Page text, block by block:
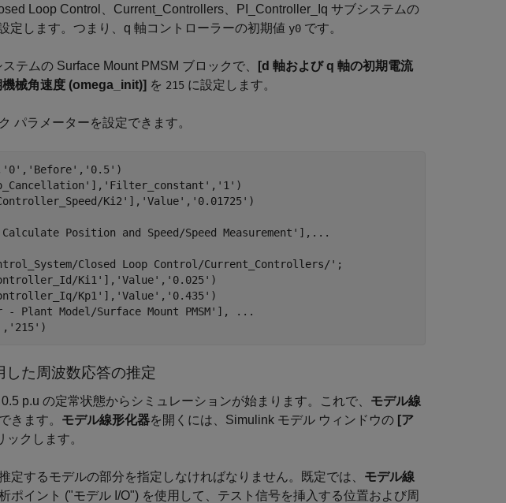
Loop Control、Current_Controllers、PI_Controller_Iq サブシステムの
定します。つまり、q 軸コントローラーの初期値 y0 です。
テムの Surface Mount PMSM ブロックで、
[d 軸および q 軸の初期電流
機械角速度 (omega_init)] を 215 に設定します。
パラメーターを設定できます。
'0' , 'Before' , '0.5' )
], 'Filter_constant' , '1' )
Ki2' ], 'Value' , '0.01725' )
Position and Speed/Speed Measurement' ], ...
Closed Loop Control/Current_Controllers/' ;
Ki1' ], 'Value' , '0.025' )
Kp1' ], 'Value' , '0.435' )
Plant Model/Surface Mount PMSM' ],
...
, '215'
た周波数応答の推定
p.u の定常状態からシミュレーションが始まります。これで、 モデル線
きます。 モデル線形化器を開くには、Simulink モデル ウィンドウの [ア
ックします。
定するモデルの部分を指定しなければなりません。既定では、 モデル線
ポイント ("モデル I/O") を使用して、テスト信号を挿入する位置および周